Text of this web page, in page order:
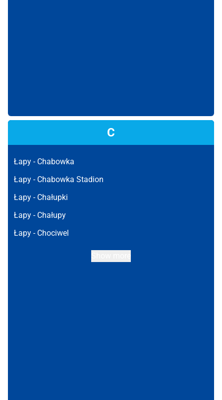
C
Łapy - Chabowka
Łapy - Chabowka Stadion
Łapy - Chałupki
Łapy - Chałupy
Łapy - Chociwel